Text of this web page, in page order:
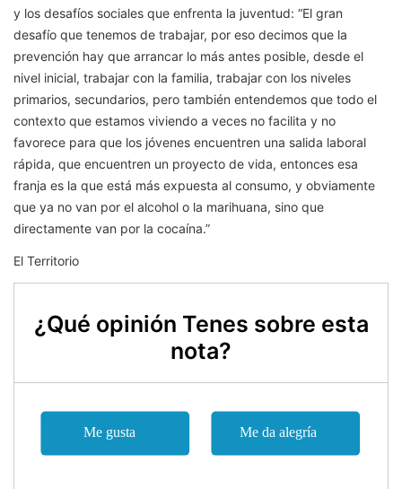
y los desafíos sociales que enfrenta la juventud: “El gran
desafío que tenemos de trabajar, por eso decimos que la
prevención hay que arrancar lo más antes posible, desde el
nivel inicial, trabajar con la familia, trabajar con los niveles
primarios, secundarios, pero también entendemos que todo el
contexto que estamos viviendo a veces no facilita y no
favorece para que los jóvenes encuentren una salida laboral
rápida, que encuentren un proyecto de vida, entonces esa
franja es la que está más expuesta al consumo, y obviamente
que ya no van por el alcohol o la marihuana, sino que
directamente van por la cocaína.”
El Territorio
¿Qué opinión Tenes sobre esta
nota?